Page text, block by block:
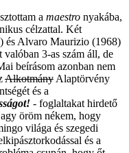
a maestro nyakába,
célzattal. Két
és Alvaro Maurizio (1968)
3-as szám áll, de
beírásom azonban nem
Alkotmány Alaptörvény
és a
- foglaltakat hirdető
öröm nékem, hogy
világa és szegedi
és a